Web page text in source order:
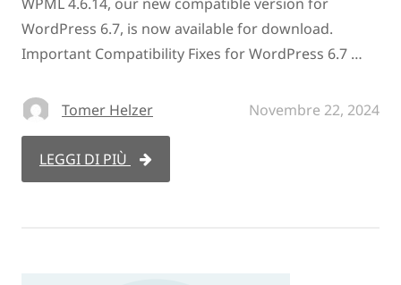
WordPress 6.7, is now available for download.
Important Compatibility Fixes for WordPress 6.7 …
Tomer Helzer Novembre 22, 2024
LEGGI DI PIÙ